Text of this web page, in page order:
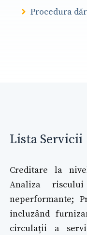
Procedura
Lista Servicii
Creditare la
Analiza
neperformante;
incluzând
circulații a